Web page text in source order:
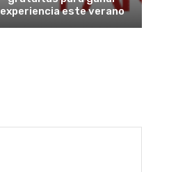
experiencia este verano